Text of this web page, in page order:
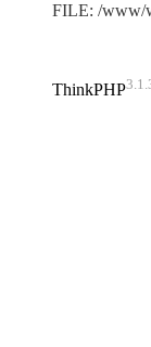
FILE: /www/
ThinkPHP